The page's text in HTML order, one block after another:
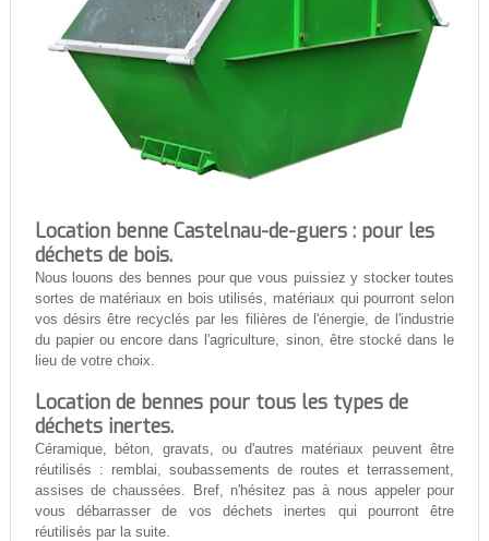
Location benne Castelnau-de-guers : pour les
déchets de bois.
Nous louons des bennes pour que vous puissiez y stocker toutes
sortes de matériaux en bois utilisés, matériaux qui pourront selon
vos désirs être recyclés par les filières de l'énergie, de l'industrie
du papier ou encore dans l'agriculture, sinon, être stocké dans le
lieu de votre choix.
Location de bennes pour tous les types de
déchets inertes.
Céramique, béton, gravats, ou d'autres matériaux peuvent être
réutilisés : remblai, soubassements de routes et terrassement,
assises de chaussées. Bref, n'hésitez pas à nous appeler pour
vous débarrasser de vos déchets inertes qui pourront être
réutilisés par la suite.